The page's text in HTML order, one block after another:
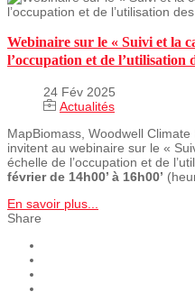
Webinaire sur le « Suivi et la
l’occupation et de l’utilisation
24 Fév 2025
Actualités
MapBiomass, Woodwell
invitent au webinaire sur le «
échelle de l’occupation et de
février de 14h00’ à 16h00’
En savoir plus...
Share